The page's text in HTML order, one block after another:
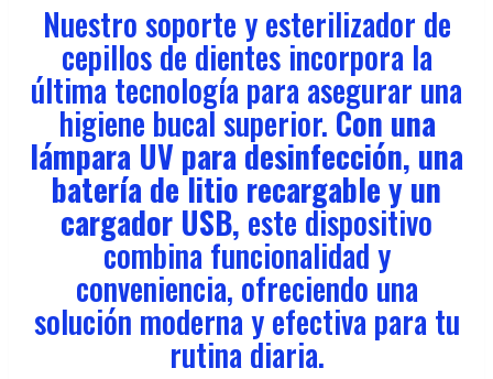
Nuestro soporte y esterilizador de
cepillos de dientes incorpora la
última tecnología para asegurar una
higiene bucal superior. Con una
lámpara UV para desinfección, una
batería de litio recargable y un
cargador USB, este dispositivo
combina funcionalidad y
conveniencia, ofreciendo una
solución moderna y efectiva para tu
rutina diaria.